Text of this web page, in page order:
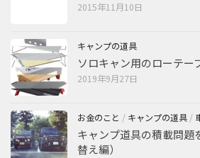
2015年11月10日
キャンプの道具
ソロキャン用のローテー
2019年9月27日
お金のこと / キャンプの道具 /
キャンプ道具の積載問題
替え編）